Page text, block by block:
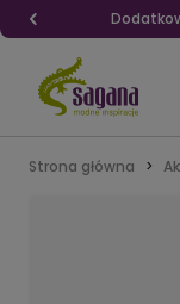
Strona główna